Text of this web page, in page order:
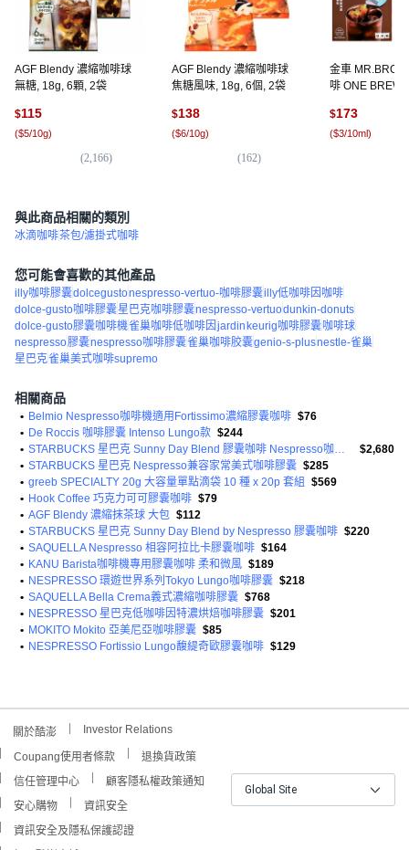
AGF Blendy 濃縮咖啡球
無糖, 18g, 6顆, 2袋
$115
($5/10g)
(2,166)
AGF Blendy 濃縮咖啡球
焦糖風味, 18g, 6個, 2袋
$138
($6/10g)
(162)
金車
啡 ONE BREW
10入, 2盒
$173
($3/10ml)
與此商品相關的類別
冰滴咖啡茶包/濾掛式咖啡
您可能會喜歡的其他產品
illy咖啡膠囊dolcegustonespresso-vertuo-咖啡膠囊illy低咖啡因咖啡
dolce-gusto咖啡膠囊星巴克咖啡膠囊nespresso-vertuodunkin-donuts
dolce-gusto膠囊咖啡機雀巢咖啡低咖啡因jardin keurig咖啡膠囊咖啡球
nespresso膠囊nespresso咖啡膠囊雀巢咖啡胶囊genio-s-plusnestle-雀巢
星巴克雀巢美式咖啡supremo
相關商品
• Belmio Nespresso咖啡機適用Fortissimo濃縮膠囊咖啡 $76
• De Roccis 咖啡膠囊 Intenso Lungo款 $244
•
STARBUCKS 星巴克 Sunny Day Blend 膠囊咖啡 Nespresso咖啡機適用
$2,680
• STARBUCKS 星巴克 Nespresso兼容家常美式咖啡膠囊 $285
• greeb SPECIALTY 20g 大容量單點滴袋 10 種 x 20p 套組
$569
• Hook Coffee 巧克力可可膠囊咖啡 $79
• AGF Blendy 濃縮抹茶球 大包 $112
• STARBUCKS 星巴克 Sunny Day Blend by Nespresso 膠囊咖啡 $220
• SAQUELLA Nespresso 相容阿拉比卡膠囊咖啡 $164
• KANU Barista咖啡機專用膠囊咖啡 柔和微風 $189
• NESPRESSO 環遊世界系列Tokyo Lungo咖啡膠囊 $218
• SAQUELLA Bella Crema義式濃縮咖啡膠囊 $768
• NESPRESSO 星巴克低咖啡因特濃烘焙咖啡膠囊 $201
• MOKITO Mokito 亞美尼亞咖啡膠囊 $85
• NESPRESSO Fortissio Lungo馥緹奇歐膠囊咖啡 $129
關於酷澎 Investor Relations
Coupang使用者條款
退換貨政策
信任管理中心
顧客隱私權政策通知
安心購物
資訊安全
資訊安全及隱私保護認證
Global Site